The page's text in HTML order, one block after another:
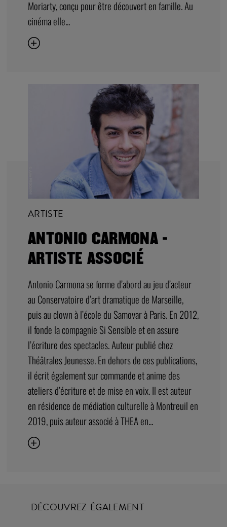
Moriarty, conçu pour être découvert en famille. Au
cinéma elle...
ARTISTE
ANTONIO CARMONA -
ARTISTE ASSOCIÉ
Antonio Carmona se forme d’abord au jeu d’acteur
au Conservatoire d’art dramatique de Marseille,
puis au clown à l’école du Samovar à Paris. En 2012,
il fonde la compagnie Si Sensible et en assure
l’écriture des spectacles. Auteur publié chez
Théâtrales Jeunesse. En dehors de ces publications,
il écrit également sur commande et anime des
ateliers d’écriture et de mise en voix. Il est auteur
en résidence de médiation culturelle à Montreuil en
2019, puis auteur associé à THEA en...
DÉCOUVREZ ÉGALEMENT